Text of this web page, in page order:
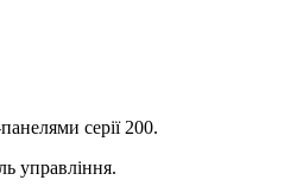
серії 200.
управління.